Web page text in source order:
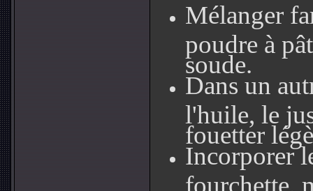
Mélanger
poudre à
soude.
Dans un
l'huile, le
fouetter
Incorporer
fourchette,